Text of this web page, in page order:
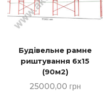
Будівельне рамне
риштування 6х15
(90м2)
25000,00 грн